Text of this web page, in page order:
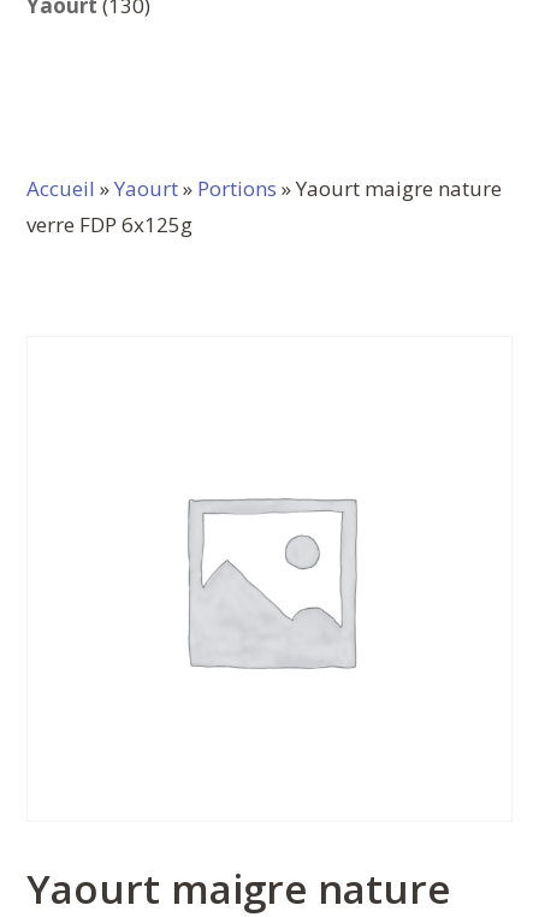
Accueil »Yaourt» Portions » Yaourt maigre nature
verre FDP 6x125g
Yaourt maigre nature